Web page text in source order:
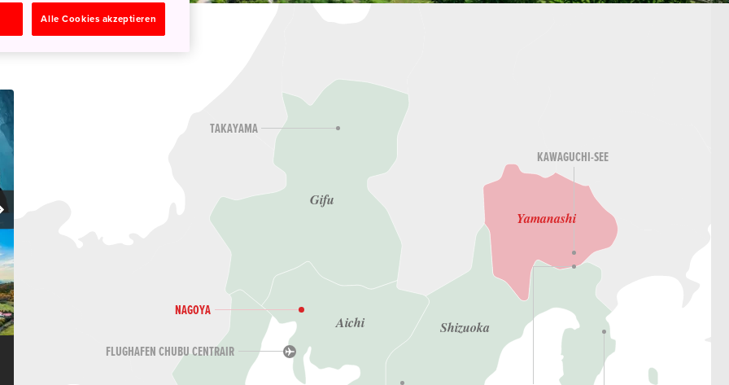
Yamanashi
Shizuoka
Gifu
Aichi
FLUGHAFEN CHUBU CENTRAIR
NAGOYA
TAKAYAMA
KAWAGUCHI-SEE
Alle Cookies akzeptieren